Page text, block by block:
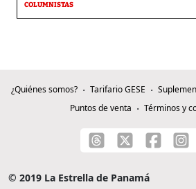
COLUMNISTAS
¿Quiénes somos? Tarifario GESE
Puntos de venta
Términos y
© 2019 La Estrella de Panamá